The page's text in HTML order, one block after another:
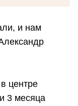
и нам
центре
3 месяца